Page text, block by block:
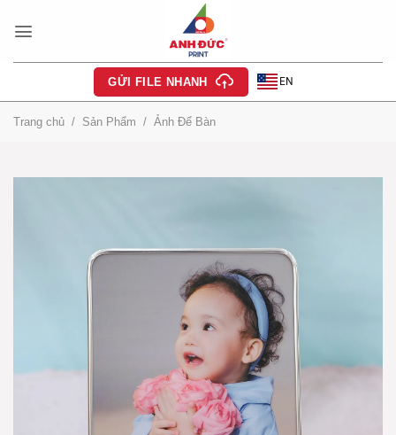
qua
GỬI FILE NHANH EN
Trang chủ / Sản Phẩm / Ảnh Để Bàn